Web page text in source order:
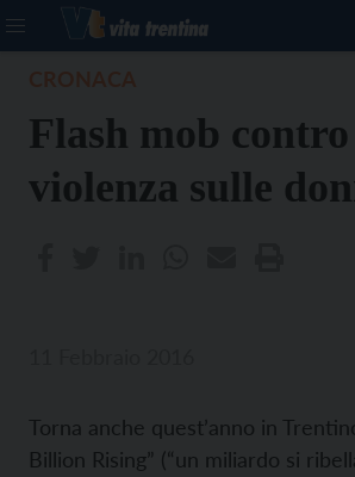
Flash mob
violenza sulle
Torna anche quest’anno in
Billion Rising” (“un miliardo si